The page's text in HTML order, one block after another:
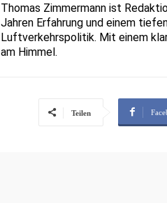
Thomas Zimmermann ist
Jahren Erfahrung und einem
Luftverkehrspolitik. Mit einem
am Himmel.
Teilen